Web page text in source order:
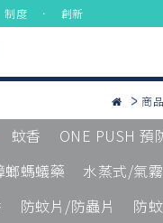
度 ． 創新
商
蚊香
ONE PUSH 預
螂螞蟻藥
水蒸式/氣
防蚊片/防蟲片
防